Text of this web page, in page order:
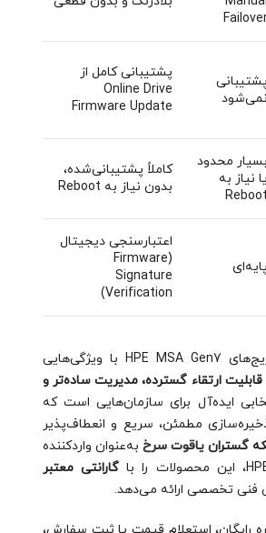
پشتیبانی
نمی‌شود
پشتیبانی کامل از
Online Drive
Firmware Update
بسیار محدود
یا نیاز به
Reboot
کاملاً پشتیبانی‌شده،
بدون نیاز به Reboot
پایه‌ای
اعتبارسنجی دیجیتال
(Firmware
Signature
Verification)
نسل هفتم استوریج‌های HPE MSA Gen7 با ویژگی‌هایی
قابلیت ارتقاء گسترده، مدیریت ساده‌تر و
ایده‌آل برای سازمان‌هایی است که
مطمئن، سریع و انعطاف‌پذیر
گستران یاقوت سرخ به‌عنوان واردکننده
گارانتی معتبر
فنی تخصصی ارائه می‌دهد.